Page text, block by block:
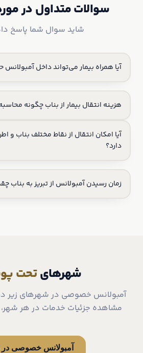
سوالات متداول در
شاید سوال شما پاسخ
آیا همراه بیمار می‌تواند داخل
هزینه انتقال بیمار از بناب چگونه
آیا امکان انتقال از نقاط مختلف بناب
دارد؟
زمان رسیدن آمبولانس از تبریز به بناب
شهرهایتحت
آمبولانس خصوصی در شهرهای زیر
مشاهده جزئیات خدمات در هر
آمبولانس خصوصی در